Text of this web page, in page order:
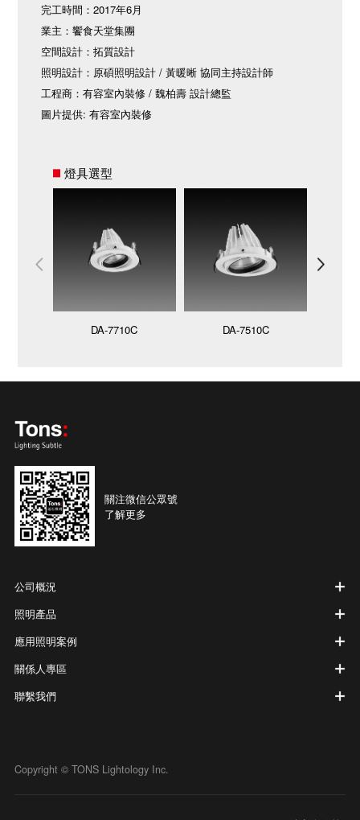
完工時間：2017年6月
業主：饗食天堂集團
空間設計：拓質設計
照明設計：原碩照明設計 / 黃暖晰 協同主持設計師
工程商：有容室內裝修 / 魏柏壽 設計總監
圖片提供: 有容室內裝修
燈具選型
DA-7710C DA-7510C
關注微信公眾號
了解更多
公司概況
照明產品
應用照明案例
關係人專區
聯繫我們
Copyright © TONS Lightology Inc.